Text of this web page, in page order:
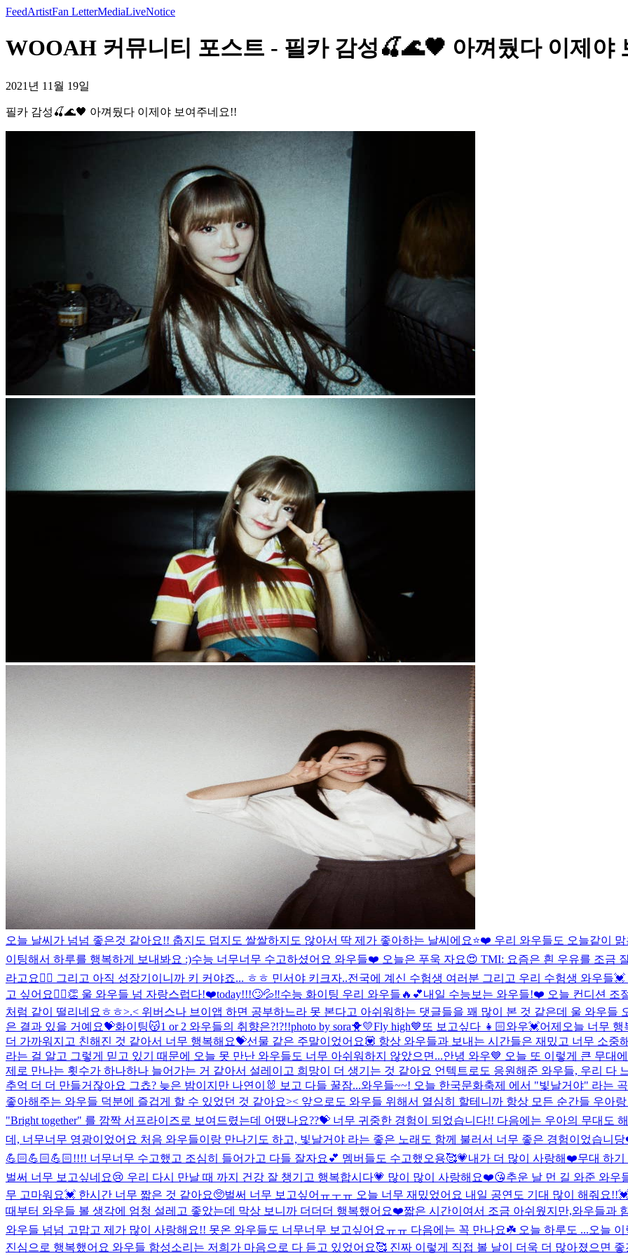
FeedArtistFan LetterMediaLiveNotice
WOOAH 커뮤니티 포스트 - 필카 감성🍒🌊🖤 아껴뒀다 이제야
2021년 11월 19일
필카 감성🍒🌊🖤 아껴뒀다 이제야 보여주네요!!
오늘 날씨가 넘넘 좋은것 같아요!! 춥지도 덥지도 쌀쌀하지도 않아서 딱 제가 좋아하는 날씨에요⭐️❤️ 우리 와우들도 오늘같이
이팅해서 하루를 행복하게 보내봐요 :)수능 너무너무 수고하셨어요 와우들❤️ 오늘은 푸욱 자요😍 TMI: 요즘은 흰 우유를 조금
라고요👍🏻 그리고 아직 성장기이니까 키 커야죠... ㅎㅎ 민서야 키크자..전국에 계신 수험생 여러분 그리고 우리 수험생 와우들
고 싶어요🙆‍♀️👏 울 와우들 넘 자랑스럽다!❤️today!!!🙄💦‼️수능 화이팅 우리 와우들🔥💕내일 수능보는 와우들!❤️ 오늘 컨디션 조
처럼 같이 떨리네요ㅎㅎ>.< 위버스나 브이앱 하면 공부하느라 못 본다고 아쉬워하는 댓글들을 꽤 많이 본 것 같은데 울 와우들
은 결과 있을 거예요💝화이팅😽1 or 2 와우들의 취향은?!?!!photo by sora🐥💛Fly high💙 또 보고싶다 👧🏻와우💓어제오늘 너무
더 가까워지고 친해진 것 같아서 너무 행복해요💝선물 같은 주말이었어요💟 항상 와우들과 보내는 시간들은 재밌고 너무 소중
라는 걸 알고 그렇게 믿고 있기 때문에 오늘 못 만난 와우들도 너무 아쉬워하지 않았으면...안녕 와우💙 오늘 또 이렇게 큰 무대
제로 만나는 횟수가 하나하나 늘어가는 거 같아서 설레이고 희망이 더 생기는 것 같아요 언텍트로도 응원해준 와우들, 우리 다
추억 더 더 만들거잖아요 그쵸? 늦은 밤이지만 나연이🐰 보고 다들 꿀잠...와우들~~! 오늘 한국문화축제 에서 "빛날거야" 라는
좋아해주는 와우들 덕분에 즐겁게 할 수 있었던 것 같아요>< 앞으로도 와우들 위해서 열심히 할테니까 항상 모든 순간들 우
"Bright together" 를 깜짝 서프라이즈로 보여드렸는데 어땠나요??💝 너무 귀중한 경험이 되었습니다!! 다음에는 우아의 무대도
데, 너무너무 영광이었어요 처음 와우들이랑 만나기도 하고, 빛날거야 라는 좋은 노래도 함께 불러서 너무 좋은 경험이었습니
💪🏻💪🏻💪🏻!!!! 너무너무 수고했고 조심히 들어가고 다들 잘자요💕 멤버들도 수고했오용🥰💗내가 더 많이 사랑해❤️무대 하
벌써 너무 보고싶네요😢 우리 다시 만날 때 까지 건강 잘 챙기고 행복합시다💗 많이 많이 사랑해요❤️😘추운 날 먼 길 와준 와우
무 고마워요💓 한시간 너무 짧은 것 같아요🥺벌써 너무 보고싶어ㅠㅜㅠ 오늘 너무 재밌었어요 내일 공연도 기대 많이 해줘요
때부터 와우들 볼 생각에 엄청 설레고 좋았는데 막상 보니까 더더더 행복했어요❤️짧은 시간이여서 조금 아쉬웠지만,와우들과
와우들 넘넘 고맙고 제가 많이 사랑해요!! 못온 와우들도 너무너무 보고싶어요ㅠㅠ 다음에는 꼭 만나요☘️ 오늘 하루도 ...오늘
진심으로 행복했어요 와우들 함성소리는 저희가 마음으로 다 듣고 있었어요🥰 진짜 이렇게 직접 볼 날이 더욱 더 많아졌으면